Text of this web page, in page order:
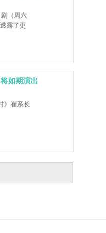
（周六
露了更
如期演出
》崔系长